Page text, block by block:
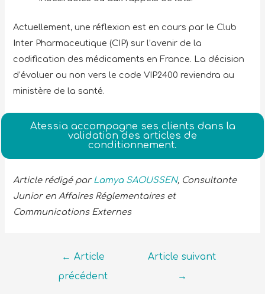
Actuellement, une réflexion est en cours par le Club
Inter Pharmaceutique (CIP) sur l’avenir de la
codification des médicaments en France. La décision
d’évoluer ou non vers le code VIP2400 reviendra au
ministère de la santé.
Atessia accompagne ses clients dans la
validation des articles de
conditionnement.
Article rédigé par Lamya SAOUSSEN, Consultante
Junior en Affaires Réglementaires et
Communications Externes
← Article
précédent
Article suivant
→